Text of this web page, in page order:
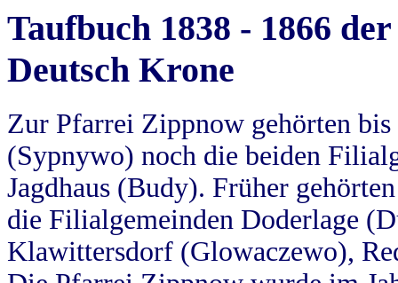
Taufbuch 1838 - 1866
Deutsch Krone
Zur Pfarrei Zippnow gehörten
(Sypnywo) noch die beiden
Jagdhaus (Budy). Früher
die Filialgemeinden Doderlage
Klawittersdorf (Glowaczewo),